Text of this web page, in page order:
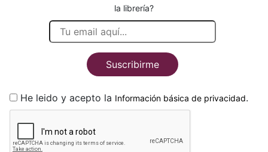
la librería?
Suscribirme
He leido y acepto la Información básica de privacidad.